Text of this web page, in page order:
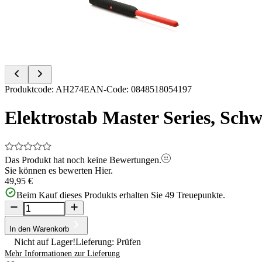
Item
of
Produktcode: AH274EAN-Code: 0848518054197
Elektrostab Master Series,
Das Produkt hat noch keine Bewertungen.
Sie können es bewerten Hier.
49,95 €
Beim Kauf dieses Produkts erhalten Sie 49 Treuepunkte.
In den Warenkorb
Nicht auf Lager!Lieferung: Prüfen
Mehr Informationen zur Lieferung